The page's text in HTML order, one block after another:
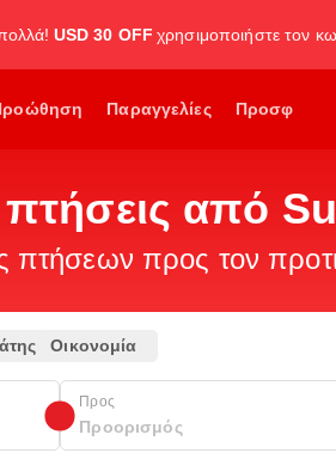
USD 30 OFF χρησιμοποιήστε τον
Παραγγελίες Προσφ
πτήσεις από
προς τον
Οικονομία
Προς